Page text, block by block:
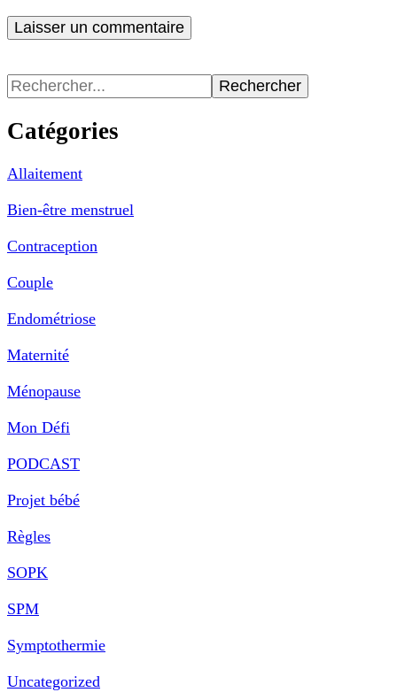
Recherche
pour
Catégories
Allaitement
Bien-être menstruel
Contraception
Couple
Endométriose
Maternité
Ménopause
Mon Défi
PODCAST
Projet bébé
Règles
SOPK
SPM
Symptothermie
Uncategorized